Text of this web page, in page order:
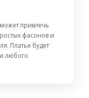
привлечь
фасонов и
Платье будет
любого